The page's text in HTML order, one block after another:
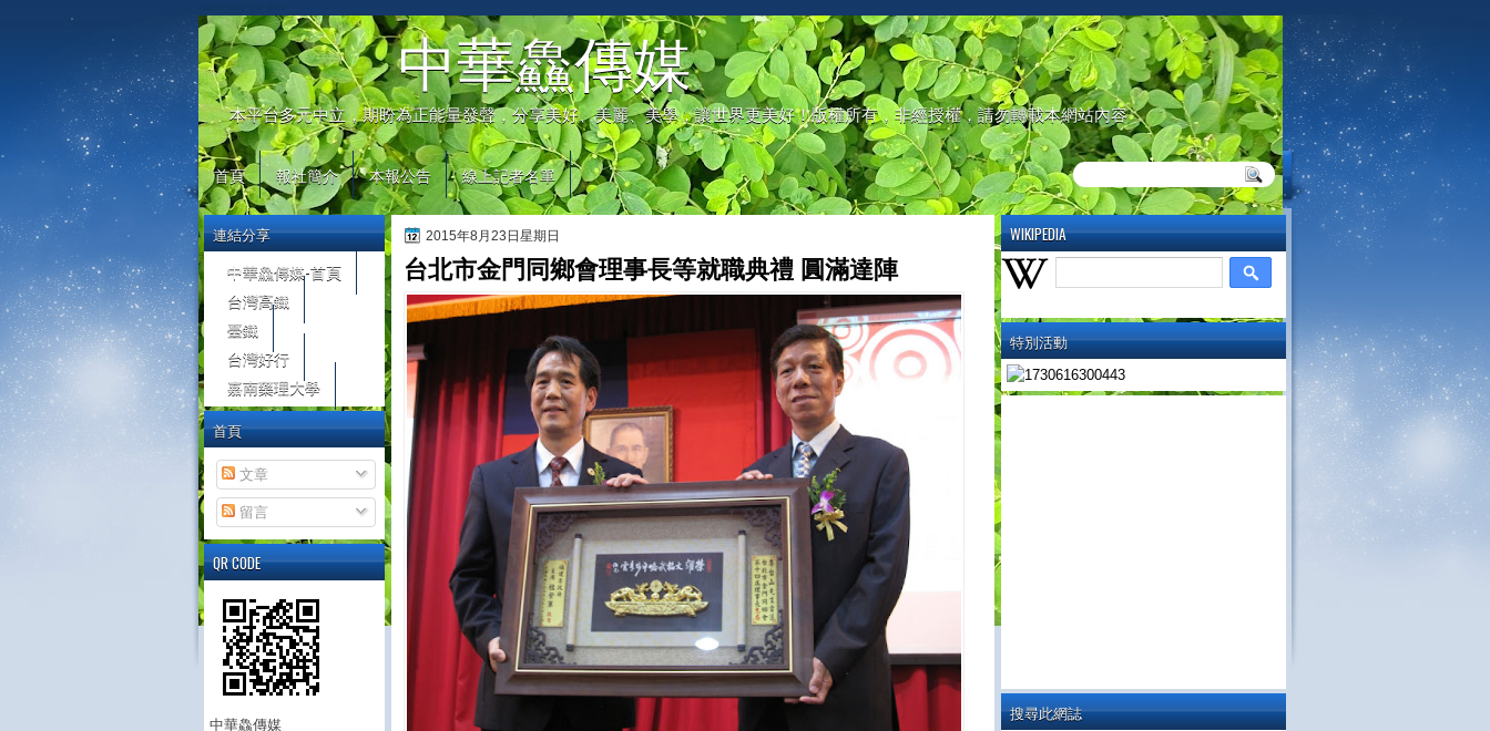
中華鱻傳媒
本平台多元中立，期盼為正能量發聲，分享美好、美麗、美學，讓世界更美好！版權所有，非經授權，請勿轉載本網站內容
首頁 報社簡介 本報公告 線上記者名單
WIKIPEDIA
特別活動
搜尋此網誌
2015年8月23日星期日
台北市金門同鄉會理事長等就職典禮 圓滿達陣
連結分享
中華鱻傳媒-首頁
台灣高鐵
臺鐵
台灣好行
嘉南藥理大學
首頁
文章
留言
QR CODE
中華鱻傳媒